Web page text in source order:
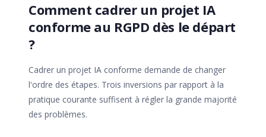
Comment cadrer un projet IA
conforme au RGPD dès le départ
?
Cadrer un projet IA conforme demande de changer
l'ordre des étapes. Trois inversions par rapport à la
pratique courante suffisent à régler la grande majorité
des problèmes.